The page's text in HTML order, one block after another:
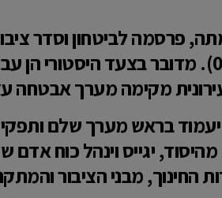
פרסמה לביטחון וסדר
(מכרז כא-01/2026). מדובר בצעד
מקימה מערך
בראש מערך שלם
יגייס וינהל כוח
מבני הציבור